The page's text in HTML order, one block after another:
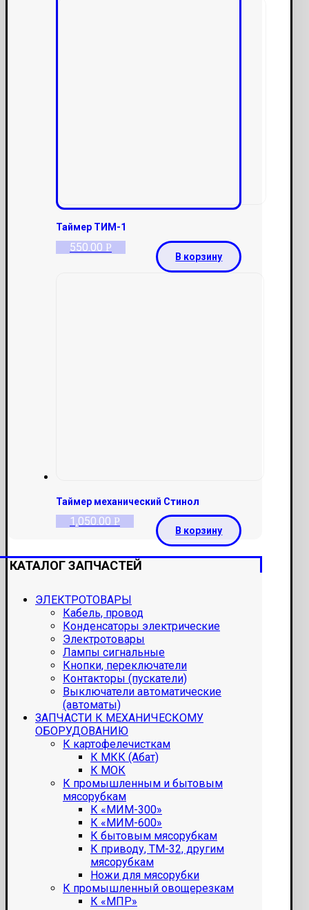
Таймер ТИМ-1
550.00 Р
В корзину
Таймер механический Стинол
1,050.00 Р
В корзину
КАТАЛОГ ЗАПЧАСТЕЙ
ЭЛЕКТРОТОВАРЫ
Кабель, провод
Конденсаторы электрические
Электротовары
Лампы сигнальные
Кнопки, переключатели
Контакторы (пускатели)
Выключатели автоматические
(автоматы)
ЗАПЧАСТИ К МЕХАНИЧЕСКОМУ
ОБОРУДОВАНИЮ
К картофелечисткам
К МКК (Абат)
К МОК
К промышленным и бытовым
мясорубкам
К «МИМ-300»
К «МИМ-600»
К бытовым мясорубкам
К приводу, ТМ-32, другим
мясорубкам
Ножи для мясорубки
К промышленный овощерезкам
К «МПР»